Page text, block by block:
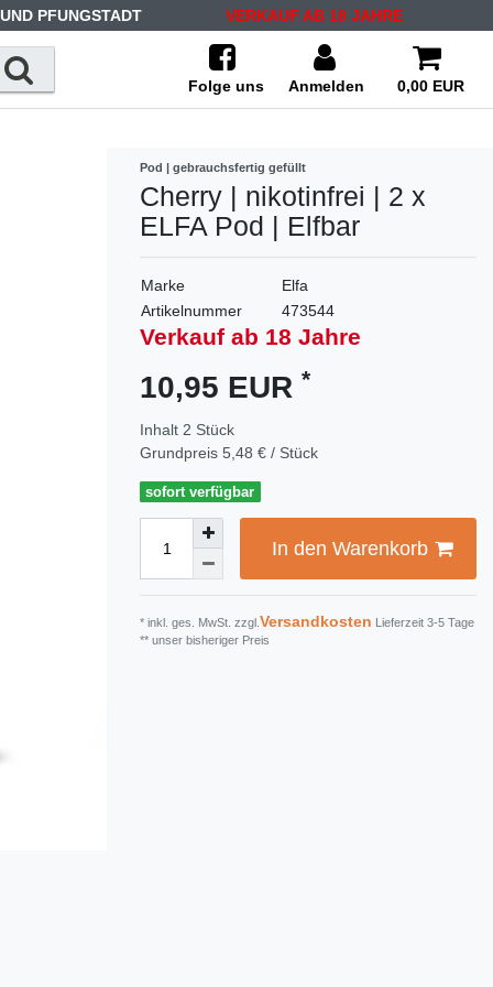
PFUNGSTADT VERKAUF AB 18 JAHRE
Folge uns Anmelden 0,00 EUR
Pod | gebrauchsfertig gefüllt
Cherry | nikotinfrei | 2 x
ELFA Pod | Elfbar
Marke
Elfa
Artikelnummer
473544
Verkauf ab 18 Jahre
10,95 EUR *
Inhalt 2 Stück
Grundpreis 5,48 € / Stück
sofort verfügbar
In den Warenkorb
* inkl. ges. MwSt. zzgl. Versandkosten Lieferzeit 3-5 Tage
** unser bisheriger Preis